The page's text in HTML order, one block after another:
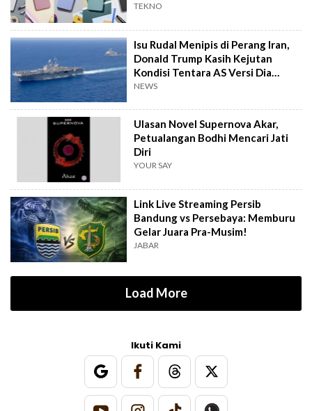
TEKNO
Isu Rudal Menipis di Perang Iran,
Donald Trump Kasih Kejutan
Kondisi Tentara AS Versi Dia
Sendiri
NEWS
Ulasan Novel Supernova Akar,
Petualangan Bodhi Mencari Jati
Diri
YOUR SAY
Link Live Streaming Persib
Bandung vs Persebaya: Memburu
Gelar Juara Pra-Musim!
JABAR
Load More
Ikuti Kami